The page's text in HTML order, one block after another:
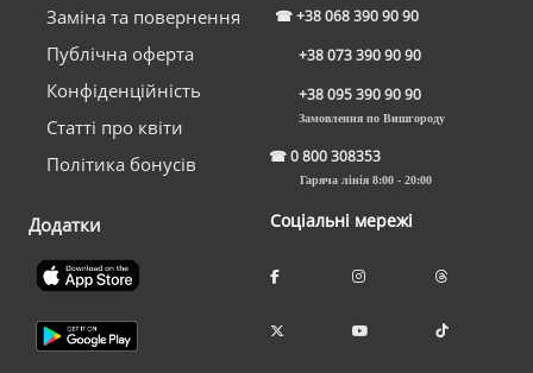
Заміна та повернення
Публічна оферта
Конфіденційність
Статті про квіти
Політика бонусів
Додатки
☎+38 068 390 90 90
+38 073 390 90 90
+38 095 390 90 90
Замовлення по Вишгороду
☎0 800 308353
Гаряча лінія 8:00 - 20:00
Соціальні мережі